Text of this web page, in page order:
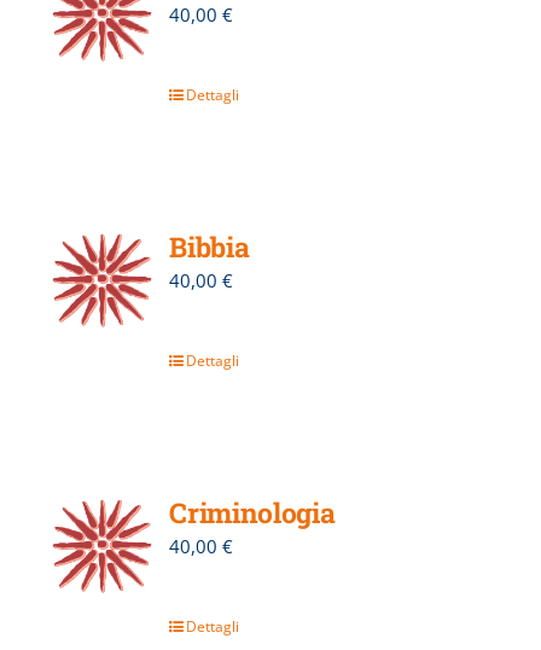
40,00€
Dettagli
Bibbia
40,00€
Dettagli
Criminologia
40,00€
Dettagli